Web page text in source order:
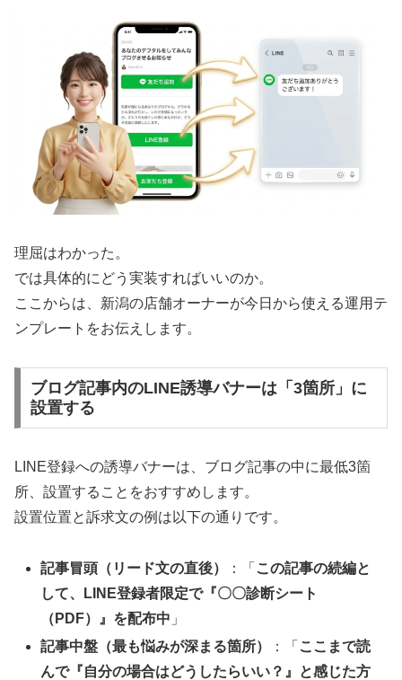
理屈はわかった。
では具体的にどう実装すればいいのか。
ここからは、新潟の店舗オーナーが今日から使える運用テ
ンプレートをお伝えします。
ブログ記事内のLINE誘導バナーは「3箇所」に
設置する
LINE登録への誘導バナーは、ブログ記事の中に最低3箇
所、設置することをおすすめします。
設置位置と訴求文の例は以下の通りです。
記事冒頭（リード文の直後） ：「 この記事の続編と
して、LINE登録者限定で『〇〇診断シート
（PDF）』を配布中 」
記事中盤（最も悩みが深まる箇所）
：「 ここまで読
んで『自分の場合はどうしたらいい？』と感じた方